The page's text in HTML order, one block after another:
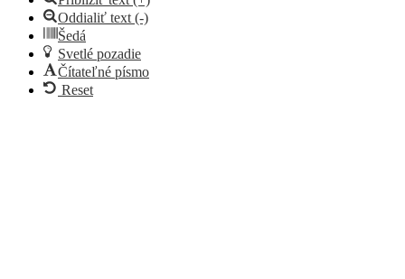
Oddialiť text (-)
Šedá
Svetlé pozadie
Čítateľné písmo
Reset